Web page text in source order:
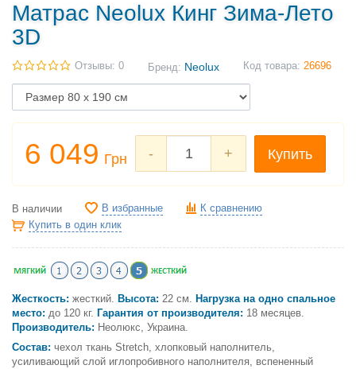
Матрас Neolux Кинг Зима-Лето
3D
Отзывы: 0 Бренд: Neolux Код товара: 26696
6 049 Грн - + Купить
В наличии В избранные
К сравнению
Купить в один клик
Жесткость: жесткий. Высота: 22 см.
Нагрузка на одно спальное
место: до 120 кг. Гарантия от производителя: 18 месяцев.
Производитель: Неолюкс, Украина.
Состав: чехол ткань Stretch, хлопковый наполнитель,
усиливающий слой иглопробивного наполнителя, вспененный